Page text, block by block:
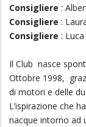
Consigliere :
Consigliere :
Consigliere :
Il Club nasce
Ottobre 1998,
di motori e delle
L’ispirazione che
nacque intorno ad